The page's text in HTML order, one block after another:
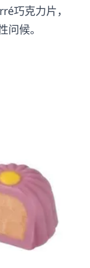
巧克力片，
候。